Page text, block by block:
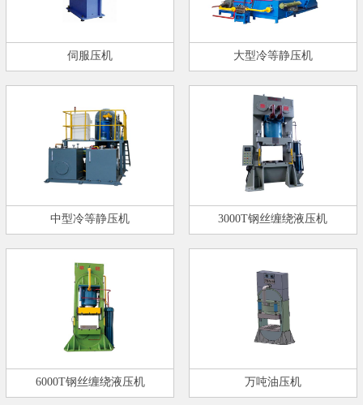
伺服压机 大型冷等静压机
中型冷等静压机 3000T钢丝缠绕液压机
6000T钢丝缠绕液压机 万吨油压机